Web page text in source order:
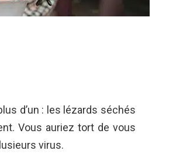
d’un : les lézards séchés
Vous auriez tort de vous
virus.